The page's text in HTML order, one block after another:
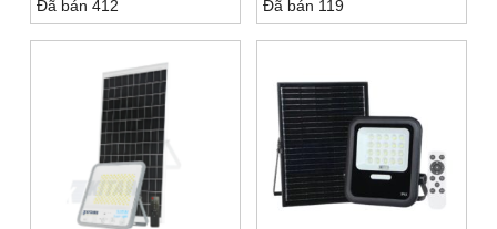
Đã bán 412 Đã bán 119